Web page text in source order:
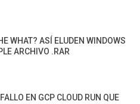
WHAT? ASÍ ELUDEN WINDOWS
ARCHIVO .RAR
EN GCP CLOUD RUN QUE